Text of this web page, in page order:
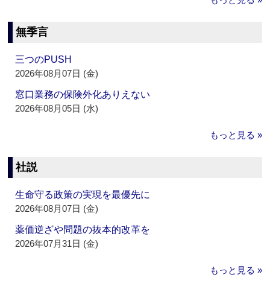
無季言
三つのPUSH
2026年08月07日 (金)
窓口業務の保険外化ありえない
2026年08月05日 (水)
もっと見る »
社説
生命守る政策の実現を最優先に
2026年08月07日 (金)
薬価逆ざや問題の抜本的改革を
2026年07月31日 (金)
もっと見る »